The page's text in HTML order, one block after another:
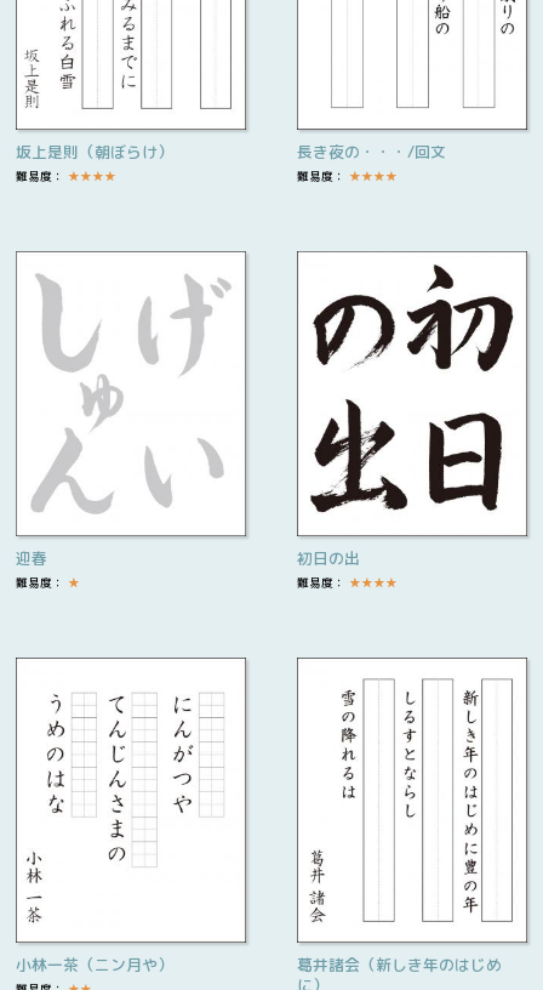
坂上是則（朝ぼらけ）
難易度： ★★★★
長き夜の・・・/回文
難易度： ★★★★
迎春
難易度： ★
初日の出
難易度： ★★★★
小林一茶（ニン月や）
葛井諸会（新しき年のはじめ
に）